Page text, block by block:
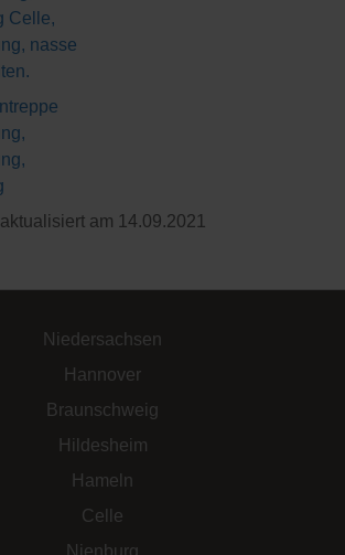
aktualisiert am 14.09.2021
Niedersachsen
Hannover
Braunschweig
Hildesheim
Hameln
Celle
Nienburg